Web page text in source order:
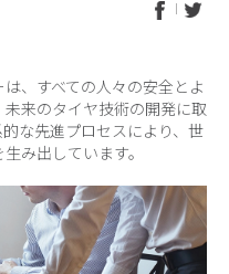
、すべての人々の安全とよ
来のタイヤ技術の開発に取
な先進プロセスにより、世
み出しています。